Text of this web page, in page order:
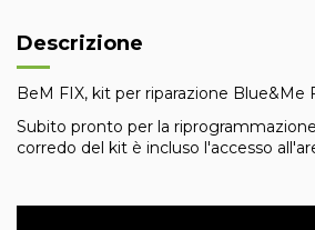
Descrizione
BeM FIX, kit per riparazione Blue&Me
Subito pronto per la
corredo del kit è incluso l'accesso